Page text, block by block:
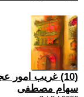
(10) غريب امور عجيب قضية
سهام مصطفى